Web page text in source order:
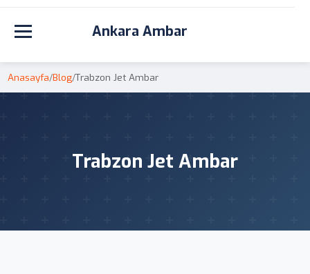
Toggle navigationAnkara Ambar
Anasayfa/Blog/Trabzon Jet Ambar
Trabzon Jet Ambar